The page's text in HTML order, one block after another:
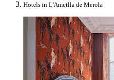
Hotels in L'Ametlla de Merola